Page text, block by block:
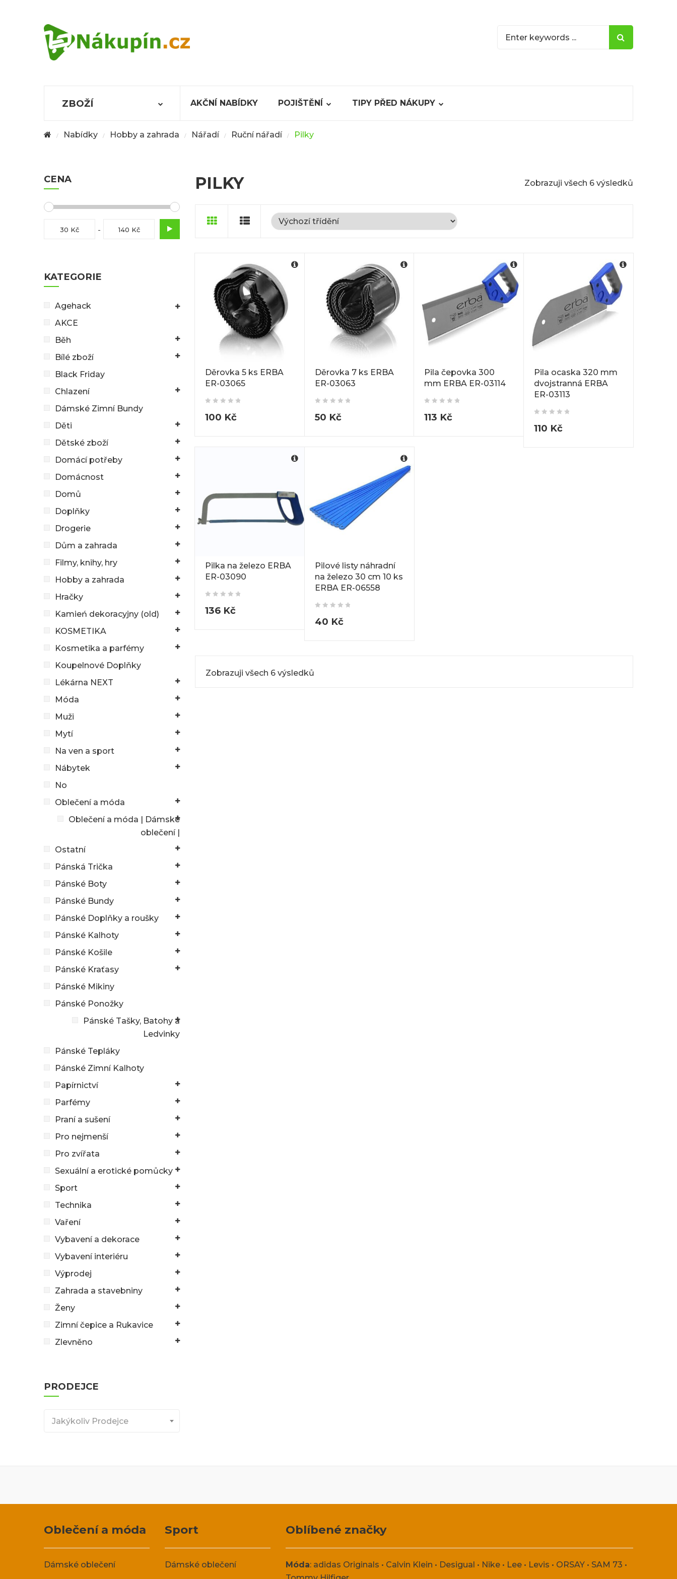
ZBOŽÍ AKČNÍ NABÍDKY POJIŠTĚNÍ TIPY PŘED NÁKUPY
/ Nabídky / Hobby a zahrada / Nářadí / Ruční nářadí / Pilky
CENA
30 Kč 140 Kč
KATEGORIE
Agehack
AKCE
Běh
Bílé zboží
Black Friday
Chlazení
Dámské Zimní Bundy
Děti
Dětské zboží
Domácí potřeby
Domácnost
Domů
Doplňky
Drogerie
Dům a zahrada
Filmy, knihy, hry
Hobby a zahrada
Hračky
Kamień dekoracyjny (old)
KOSMETIKA
Kosmetika a parfémy
Koupelnové Doplňky
Lékárna NEXT
Móda
Muži
Mytí
Na ven a sport
Nábytek
No
Oblečení a móda
Oblečení a móda | Dámské
oblečení |
Ostatní
Pánská Trička
Pánské Boty
Pánské Bundy
Pánské Doplňky a roušky
Pánské Kalhoty
Pánské Košile
Pánské Kraťasy
Pánské Mikiny
Pánské Ponožky
Pánské Tašky, Batohy a
Ledvinky
Pánské Tepláky
Pánské Zimní Kalhoty
Papírnictví
Parfémy
Praní a sušení
Pro nejmenší
Pro zvířata
Sexuální a erotické pomůcky
Sport
Technika
Vaření
Vybavení a dekorace
Vybavení interiéru
Výprodej
Zahrada a stavebniny
Ženy
Zimní čepice a Rukavice
Zlevněno
PRODEJCE
Jakýkoliv Prodejce
PILKY Zobrazuji všech 6 výsledků
Děrovka 5 ks ERBA
ER-03065
100 Kč
Děrovka 7 ks ERBA
ER-03063
50 Kč
Pila čepovka 300
mm ERBA ER-03114
113 Kč
Pila ocaska 320 mm
dvojstranná ERBA
ER-03113
110 Kč
Pilka na železo ERBA
ER-03090
136 Kč
Pilové listy náhradní
na železo 30 cm 10 ks
ERBA ER-06558
40 Kč
Zobrazuji všech 6 výsledků
Oblečení a móda
Dámské oblečení
Sport
Dámské oblečení
Oblíbené značky
Móda: adidas Originals • Calvin Klein • Desigual • Nike • Lee • Levis • ORSAY • SAM 73 •